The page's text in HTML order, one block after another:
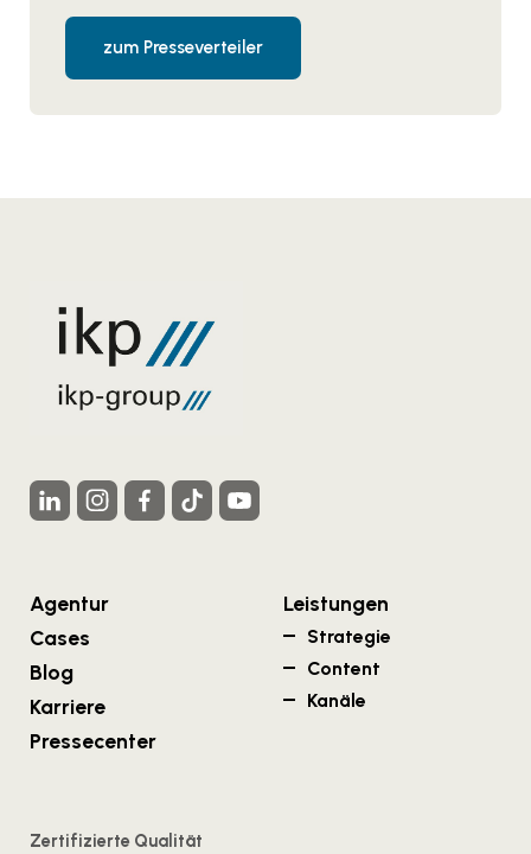
zum Presseverteiler
Agentur
Cases
Blog
Karriere
Pressecenter
Leistungen
Strategie
Content
Kanäle
Zertifizierte Qualität